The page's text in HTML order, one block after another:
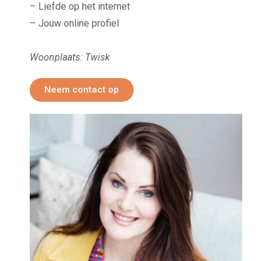
– Liefde op het internet
– Jouw online profiel
Woonplaats: Twisk
Neem contact op